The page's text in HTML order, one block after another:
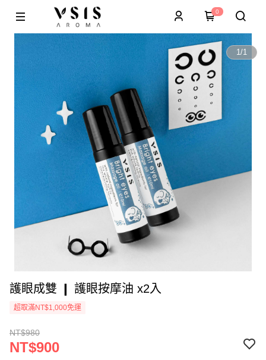
0
1/1
護眼成雙 ❙ 護眼按摩油 x2入
超取滿NT$1,000免運
NT$980
NT$900